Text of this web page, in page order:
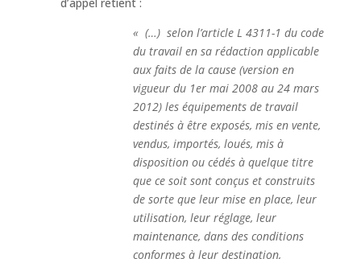
« (…) selon l’article L 4311-1 du code
du travail en sa rédaction applicable
aux faits de la cause (version en
vigueur du 1er mai 2008 au 24 mars
2012) les équipements de travail
destinés à être exposés, mis en vente,
vendus, importés, loués, mis à
disposition ou cédés à quelque titre
que ce soit sont conçus et construits
de sorte que leur mise en place, leur
utilisation, leur réglage, leur
maintenance, dans des conditions
conformes à leur destination,